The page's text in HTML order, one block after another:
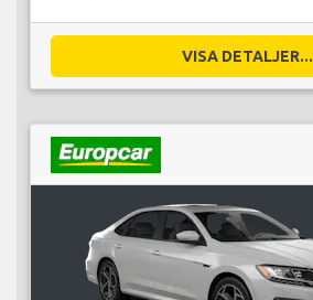
VISA DETALJER...